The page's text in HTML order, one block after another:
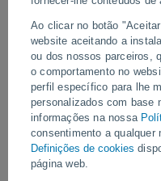
Ao clicar no botão
website aceitando a
ou dos nossos parceiros,
o comportamento no
perfil específico para lhe
personalizados com base
informações na nossa
consentimento a qualquer
Definições de cookies
página web.
Uma onda de
várias cidades na
Diversos tornados
várias cidades do país,
e destruindo veículos.
Vídeos